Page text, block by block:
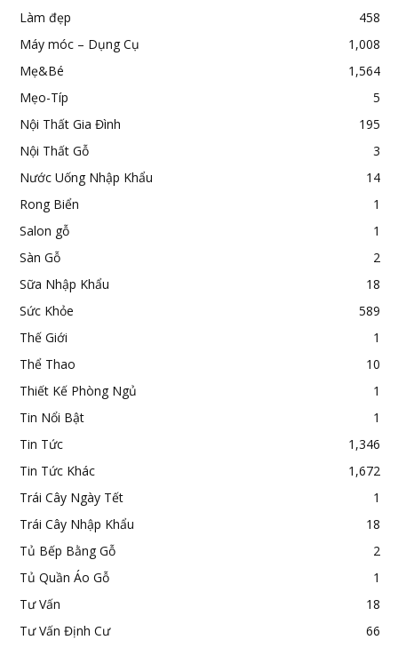
Làm đẹp
458
Máy móc – Dụng Cụ
1,008
Mẹ&Bé
1,564
Mẹo-Típ
5
Nội Thất Gia Đình
195
Nội Thất Gỗ
3
Nước Uống Nhập Khẩu
14
Rong Biển
1
Salon gỗ
1
Sàn Gỗ
2
Sữa Nhập Khẩu
18
Sức Khỏe
589
Thế Giới
1
Thể Thao
10
Thiết Kế Phòng Ngủ
1
Tin Nổi Bật
1
Tin Tức
1,346
Tin Tức Khác
1,672
Trái Cây Ngày Tết
1
Trái Cây Nhập Khẩu
18
Tủ Bếp Bằng Gỗ
2
Tủ Quần Áo Gỗ
1
Tư Vấn
18
Tư Vấn Định Cư
66